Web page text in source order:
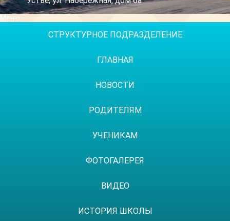
Меню
СТРУКТУРНОЕ ПОДРАЗДЕЛЕНИЕ
ГЛАВНАЯ
НОВОСТИ
РОДИТЕЛЯМ
УЧЕНИКАМ
ФОТОГАЛЕРЕЯ
ВИДЕО
ИСТОРИЯ ШКОЛЫ